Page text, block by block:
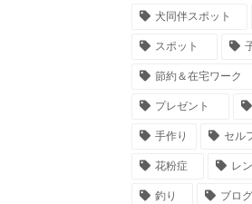
犬同伴スポット
スポット
節約＆在宅ワーク
プレゼント
手作り セル
花粉症 レ
釣り ブログ